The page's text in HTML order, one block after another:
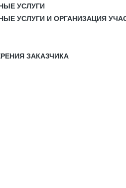
УСЛУГИ
УСЛУГИ И ОРГАНИЗАЦИЯ
ЗАКАЗЧИКА